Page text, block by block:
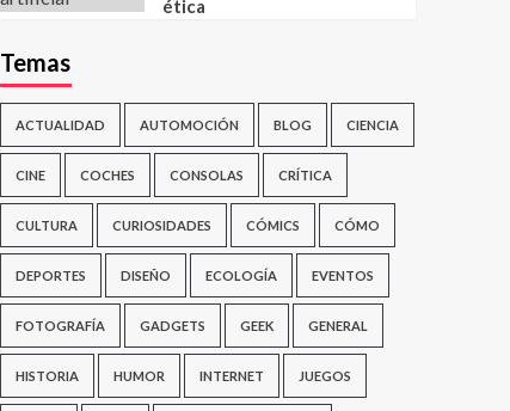
ética
Temas
ACTUALIDAD AUTOMOCIÓN BLOG CIENCIA
CINE COCHES CONSOLAS CRÍTICA
CULTURA CURIOSIDADES CÓMICS CÓMO
DEPORTES DISEÑO ECOLOGÍA EVENTOS
FOTOGRAFÍA GADGETS GEEK GENERAL
HISTORIA HUMOR INTERNET JUEGOS